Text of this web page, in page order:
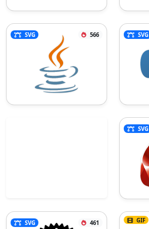
SVG 566 SVG
SVG
SVG 461 GIF